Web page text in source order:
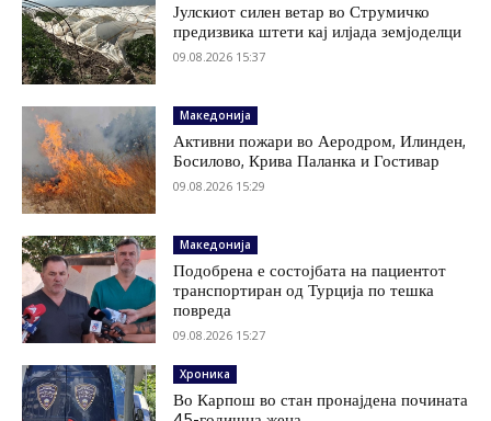
Јулскиот силен ветар во Струмичко
предизвика штети кај илјада земјоделци
09.08.2026 15:37
Македонија
Активни пожари во Аеродром, Илинден,
Босилово, Крива Паланка и Гостивар
09.08.2026 15:29
Македонија
Подобрена е состојбата на пациентот
транспортиран од Турција по тешка
повреда
09.08.2026 15:27
Хроника
Во Карпош во стан пронајдена почината